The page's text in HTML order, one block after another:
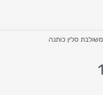
משולבת סלין כותנה